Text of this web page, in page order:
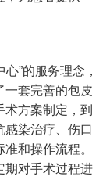
”的服务理念，
一套完善的包皮
方案制定，到
感染治疗、伤口
和操作流程。
期对手术过程进